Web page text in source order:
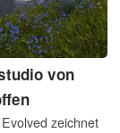
von
zeichnet